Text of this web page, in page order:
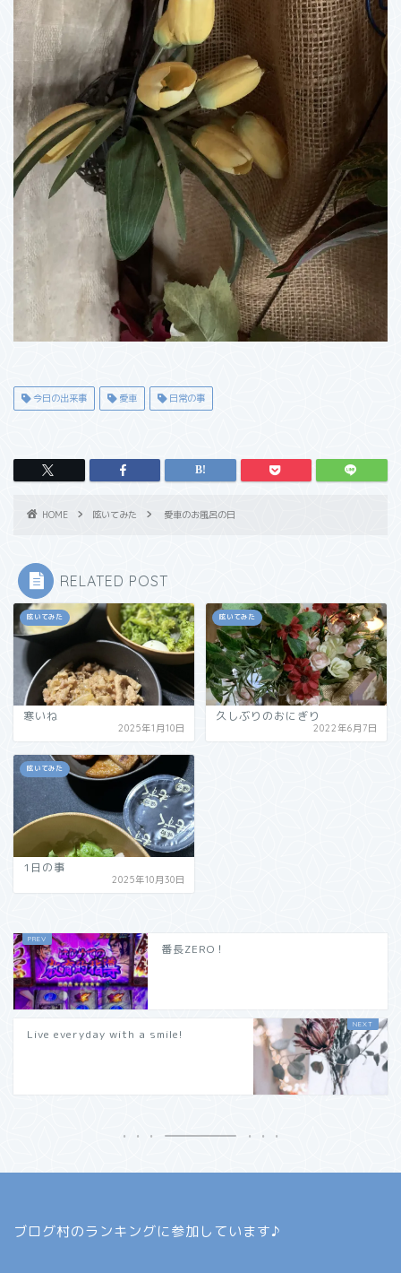
今日の出来事 愛車 日常の事
HOME 呟いてみた 愛車のお風呂の日
RELATED POST
呟いてみた
寒いね
2025年1月10日
呟いてみた
久しぶりのおにぎり
2022年6月7日
呟いてみた
1日の事
2025年10月30日
番長ZERO！
Live everyday with a smile!
ブログ村のランキングに参加しています♪